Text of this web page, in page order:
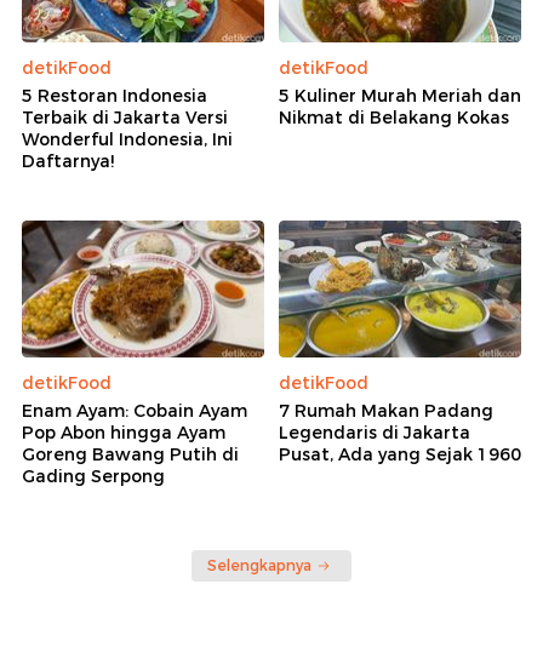
detikFood
5 Restoran Indonesia
Terbaik di Jakarta Versi
Wonderful Indonesia, Ini
Daftarnya!
detikFood
5 Kuliner Murah Meriah dan
Nikmat di Belakang Kokas
detikFood
Enam Ayam: Cobain Ayam
Pop Abon hingga Ayam
Goreng Bawang Putih di
Gading Serpong
detikFood
7 Rumah Makan Padang
Legendaris di Jakarta
Pusat, Ada yang Sejak 1960
Selengkapnya